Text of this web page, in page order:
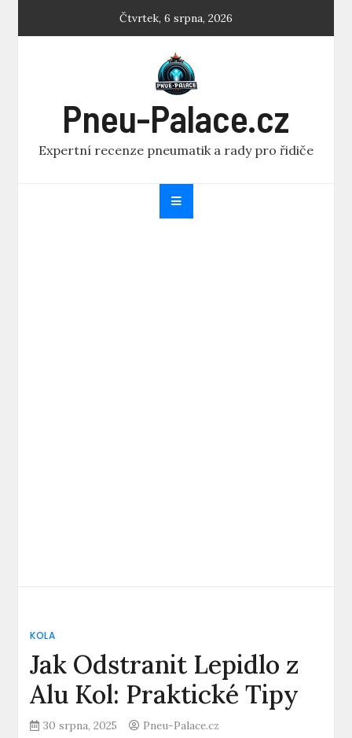
Čtvrtek, 6 srpna, 2026
Pneu-Palace.cz
Expertní recenze pneumatik a rady pro řidiče
KOLA
Jak Odstranit Lepidlo z
Alu Kol: Praktické Tipy
30 srpna, 2025 Pneu-Palace.cz